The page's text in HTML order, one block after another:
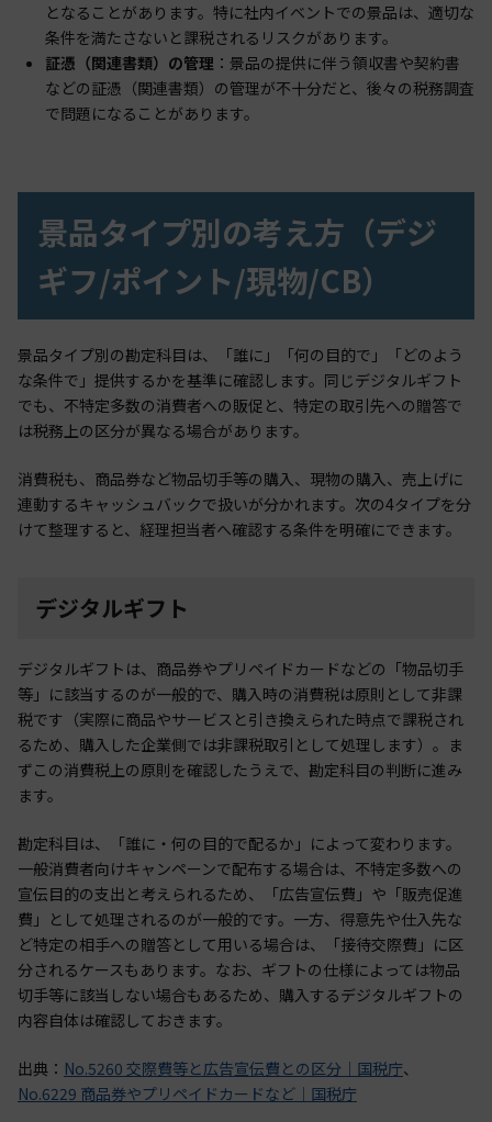
となることがあります。特に社内イベントでの景品は、適切な
条件を満たさないと課税されるリスクがあります。
証憑（関連書類）の管理 ：景品の提供に伴う領収書や契約書
などの証憑（関連書類）の管理が不十分だと、後々の税務調査
で問題になることがあります。
景品タイプ別の考え方（デジ
ギフ/ポイント/現物/CB）
景品タイプ別の勘定科目は、「誰に」「何の目的で」「どのよう
な条件で」提供するかを基準に確認します。同じデジタルギフト
でも、不特定多数の消費者への販促と、特定の取引先への贈答で
は税務上の区分が異なる場合があります。
消費税も、商品券など物品切手等の購入、現物の購入、売上げに
連動するキャッシュバックで扱いが分かれます。次の4タイプを分
けて整理すると、経理担当者へ確認する条件を明確にできます。
デジタルギフト
デジタルギフトは、商品券やプリペイドカードなどの「物品切手
等」に該当するのが一般的で、購入時の消費税は原則として非課
税です（実際に商品やサービスと引き換えられた時点で課税され
るため、購入した企業側では非課税取引として処理します）。ま
ずこの消費税上の原則を確認したうえで、勘定科目の判断に進み
ます。
勘定科目は、「誰に・何の目的で配るか」によって変わります。
一般消費者向けキャンペーンで配布する場合は、不特定多数への
宣伝目的の支出と考えられるため、「広告宣伝費」や「販売促進
費」として処理されるのが一般的です。一方、得意先や仕入先な
ど特定の相手への贈答として用いる場合は、「接待交際費」に区
分されるケースもあります。なお、ギフトの仕様によっては物品
切手等に該当しない場合もあるため、購入するデジタルギフトの
内容自体は確認しておきます。
出典： No.5260 交際費等と広告宣伝費との区分｜国税庁、
No.6229 商品券やプリペイドカードなど｜国税庁